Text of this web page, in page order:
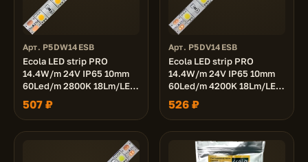
Арт. P5DW14ESB
Ecola LED strip PRO
14.4W/m 24V IP65 10mm
60Led/m 2800K 18Lm/LED
1080Lm/m светодиодная
лента на катушке 5м.
507 ₽
Арт. P5DV14ESB
Ecola LED strip PRO
14.4W/m 24V IP65 10mm
60Led/m 4200K 18Lm/LED
1080Lm/m светодиодная
лента на катушке 5м.
526 ₽